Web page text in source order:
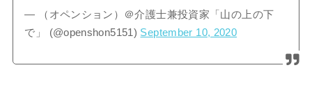
— （オペンション）＠介護士兼投資家「山の上の下
で」 (@openshon5151) September 10, 2020